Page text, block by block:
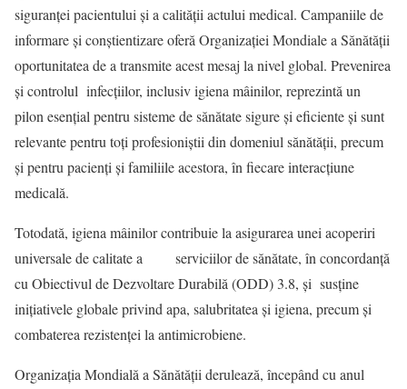
siguranței pacientului și a calității actului medical. Campaniile de
informare și conștientizare oferă Organizației Mondiale a Sănătății
oportunitatea de a transmite acest mesaj la nivel global. Prevenirea
și controlul infecțiilor, inclusiv igiena mâinilor, reprezintă un
pilon esențial pentru sisteme de sănătate sigure și eficiente și sunt
relevante pentru toți profesioniștii din domeniul sănătății, precum
și pentru pacienți și familiile acestora, în fiecare interacțiune
medicală.
Totodată, igiena mâinilor contribuie la asigurarea unei acoperiri
universale de calitate a serviciilor de sănătate, în concordanță
cu Obiectivul de Dezvoltare Durabilă (ODD) 3.8, și susține
inițiativele globale privind apa, salubritatea și igiena, precum și
combaterea rezistenței la antimicrobiene.
Organizația Mondială a Sănătății derulează, începând cu anul